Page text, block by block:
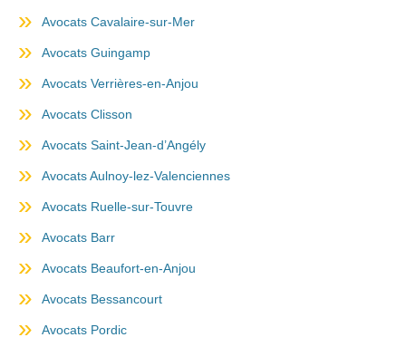
Avocats Cavalaire-sur-Mer
Avocats Guingamp
Avocats Verrières-en-Anjou
Avocats Clisson
Avocats Saint-Jean-d’Angély
Avocats Aulnoy-lez-Valenciennes
Avocats Ruelle-sur-Touvre
Avocats Barr
Avocats Beaufort-en-Anjou
Avocats Bessancourt
Avocats Pordic